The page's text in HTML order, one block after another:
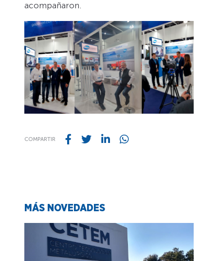
acompañaron.
COMPARTIR
MÁS NOVEDADES